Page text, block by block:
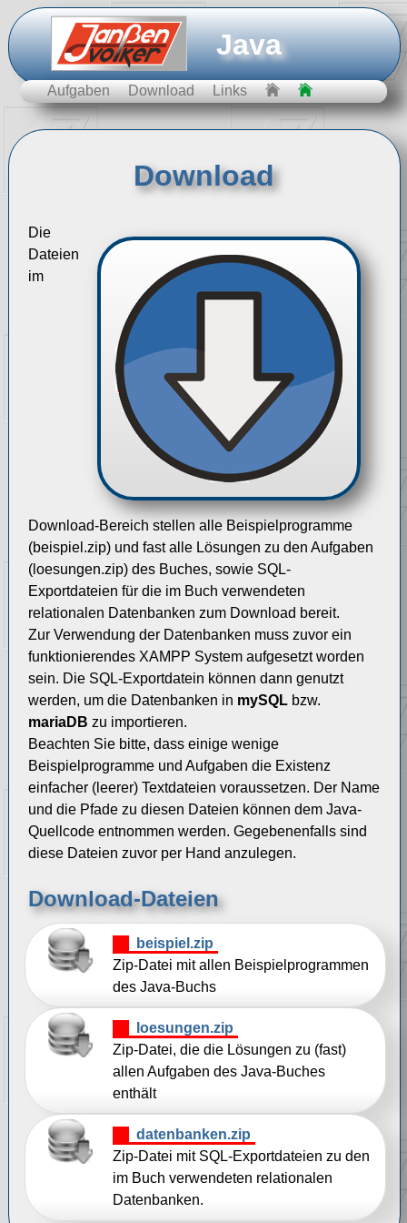
Java
Aufgaben Download Links
Download
Die
Dateien
im
Download-Bereich stellen alle Beispielprogramme
(beispiel.zip) und fast alle Lösungen zu den Aufgaben
(loesungen.zip) des Buches, sowie SQL-
Exportdateien für die im Buch verwendeten
relationalen Datenbanken zum Download bereit.
Zur Verwendung der Datenbanken muss zuvor ein
funktionierendes XAMPP System aufgesetzt worden
sein. Die SQL-Exportdatein können dann genutzt
werden, um die Datenbanken in mySQL bzw.
mariaDB zu importieren.
Beachten Sie bitte, dass einige wenige
Beispielprogramme und Aufgaben die Existenz
einfacher (leerer) Textdateien voraussetzen. Der Name
und die Pfade zu diesen Dateien können dem Java-
Quellcode entnommen werden. Gegebenenfalls sind
diese Dateien zuvor per Hand anzulegen.
Download-Dateien
beispiel.zip
Zip-Datei mit allen Beispielprogrammen
des Java-Buchs
loesungen.zip
Zip-Datei, die die Lösungen zu (fast)
allen Aufgaben des Java-Buches
enthält
datenbanken.zip
Zip-Datei mit SQL-Exportdateien zu den
im Buch verwendeten relationalen
Datenbanken.